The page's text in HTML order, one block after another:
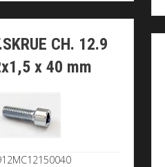
CH. 12.9
x 40 mm